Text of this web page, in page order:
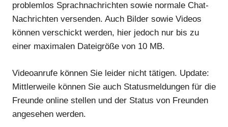
problemlos Sprachnachrichten sowie normale Chat-
Nachrichten versenden. Auch Bilder sowie Videos
können verschickt werden, hier jedoch nur bis zu
einer maximalen Dateigröße von 10 MB.
Videoanrufe können Sie leider nicht tätigen. Update:
Mittlerweile können Sie auch Statusmeldungen für die
Freunde online stellen und der Status von Freunden
angesehen werden.